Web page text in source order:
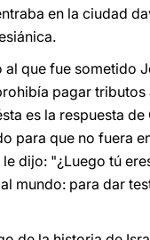
en la ciudad
que fue sometido
pagar tributos
es la respuesta
para que no fuera
dijo: "¿Luego tú
mundo: para dar